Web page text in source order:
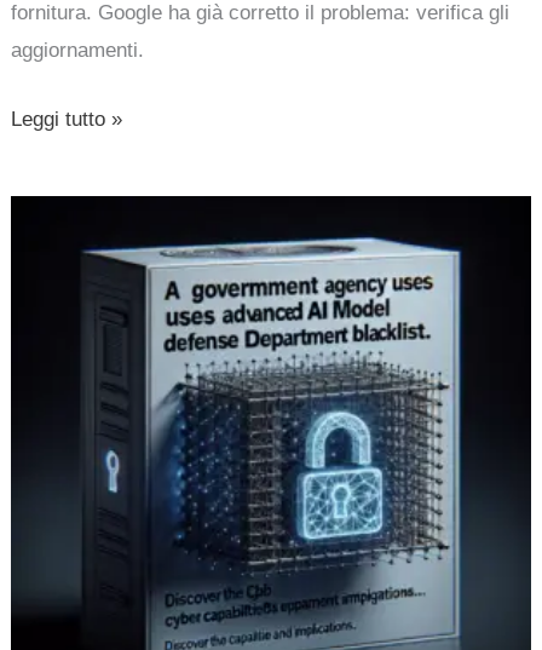
fornitura. Google ha già corretto il problema: verifica gli
aggiornamenti.
Leggi tutto »
nonostante